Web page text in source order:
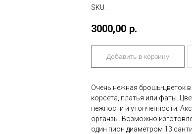
SKU:
3000,00 р.
Добавить в корзину
Очень нежная брошь-цветок в
корсета, платья или фаты.
нежности и утонченности.
органзы. Возможно
один пион диаметром 13